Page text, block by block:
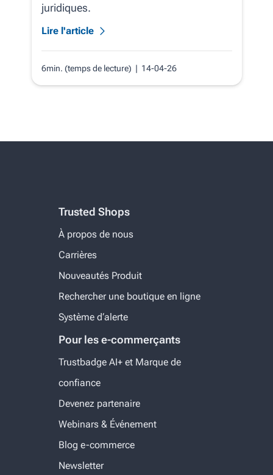
juridiques.
Lire l'article
6min. (temps de lecture) | 14-04-26
Trusted Shops
À propos de nous
Carrières
Nouveautés Produit
Rechercher une boutique en ligne
Système d‘alerte
Pour les e-commerçants
Trustbadge AI+ et Marque de
confiance
Devenez partenaire
Webinars & Événement
Blog e-commerce
Newsletter